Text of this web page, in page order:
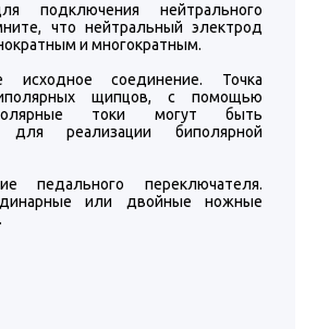
подключения нейтрального
что нейтральный электрод
и многократным.
исходное соединение. Точка
щипцов, с помощью
токи могут быть
для реализации биполярной
педального переключателя.
или двойные ножные